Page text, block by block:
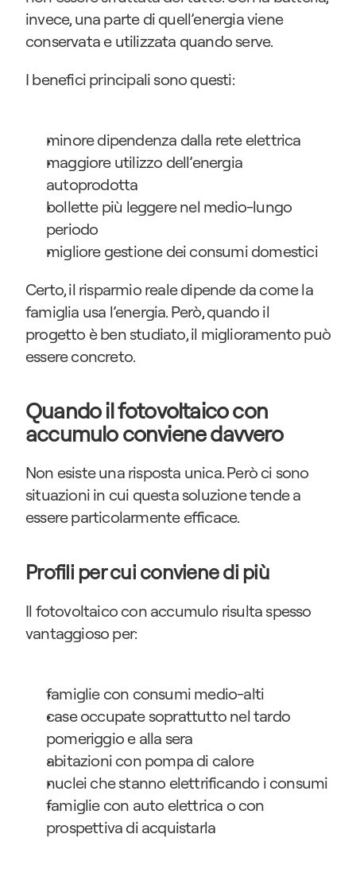
invece, una parte di quell’energia viene
conservata e utilizzata quando serve.
I benefici principali sono questi:
minore dipendenza dalla rete elettrica
maggiore utilizzo dell’energia
autoprodotta
bollette più leggere nel medio-lungo
periodo
migliore gestione dei consumi domestici
Certo, il risparmio reale dipende da come la
famiglia usa l’energia. Però, quando il
progetto è ben studiato, il miglioramento può
essere concreto.
Quando il fotovoltaico con
accumulo conviene davvero
Non esiste una risposta unica. Però ci sono
situazioni in cui questa soluzione tende a
essere particolarmente efficace.
Profili per cui conviene di più
Il fotovoltaico con accumulo risulta spesso
vantaggioso per:
famiglie con consumi medio-alti
case occupate soprattutto nel tardo
pomeriggio e alla sera
abitazioni con pompa di calore
nuclei che stanno elettrificando i consumi
famiglie con auto elettrica o con
prospettiva di acquistarla